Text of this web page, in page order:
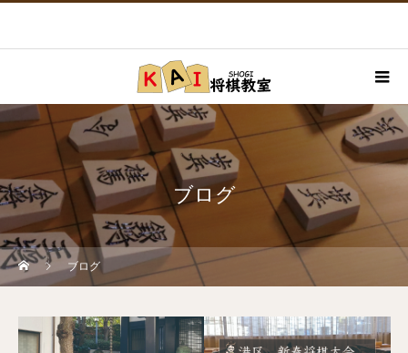
ブログ
ブログ